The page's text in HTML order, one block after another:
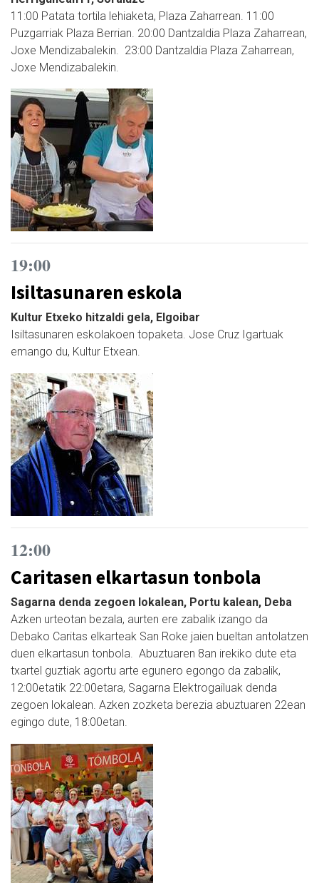
11:00 Patata tortila lehiaketa, Plaza Zaharrean. 11:00
Puzgarriak Plaza Berrian. 20:00 Dantzaldia Plaza Zaharrean,
Joxe Mendizabalekin. 23:00 Dantzaldia Plaza Zaharrean,
Joxe Mendizabalekin.
19:00
Isiltasunaren eskola
Kultur Etxeko hitzaldi gela, Elgoibar
Isiltasunaren eskolakoen topaketa. Jose Cruz Igartuak
emango du, Kultur Etxean.
12:00
Caritasen elkartasun tonbola
Sagarna denda zegoen lokalean, Portu kalean, Deba
Azken urteotan bezala, aurten ere zabalik izango da
Debako Caritas elkarteak San Roke jaien bueltan antolatzen
duen elkartasun tonbola. Abuztuaren 8an irekiko dute eta
txartel guztiak agortu arte egunero egongo da zabalik,
12:00etatik 22:00etara, Sagarna Elektrogailuak denda
zegoen lokalean. Azken zozketa berezia abuztuaren 22ean
egingo dute, 18:00etan.